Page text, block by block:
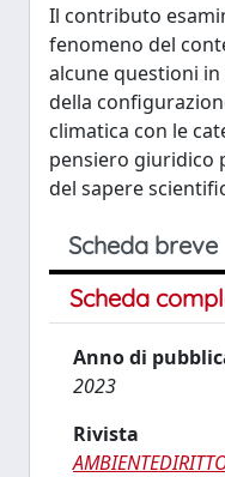
Il contributo
fenomeno del
alcune questioni
della
climatica con le
pensiero giuridico
del sapere
Scheda breve
Scheda
Anno di
2023
Rivista